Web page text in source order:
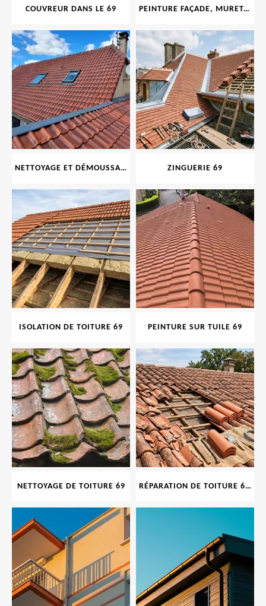
COUVREUR DANS LE 69 PEINTURE FAÇADE, MURET, TOITURE, BOISERIE, FERRONERIE, GOUTTIÈRE 69
NETTOYAGE ET DÉMOUSSAGE DE TOITURE ET FAÇADE 69 ZINGUERIE 69
ISOLATION DE TOITURE 69 PEINTURE SUR TUILE 69
NETTOYAGE DE TOITURE 69 RÉPARATION DE TOITURE 69 RHONE, TUILES CASSÉES OU ABIMÉES